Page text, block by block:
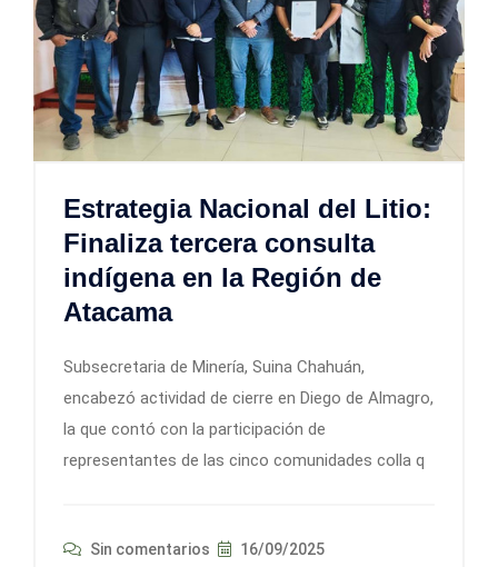
Estrategia Nacional del Litio:
Finaliza tercera consulta
indígena en la Región de
Atacama
Subsecretaria de Minería, Suina Chahuán,
encabezó actividad de cierre en Diego de Almagro,
la que contó con la participación de
representantes de las cinco comunidades colla q
Sin comentarios 16/09/2025